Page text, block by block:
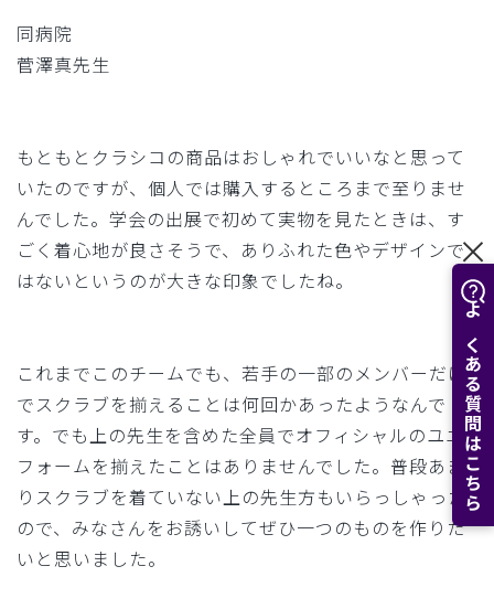
よくある質問はこちら
同病院
菅澤真先生
もともとクラシコの商品はおしゃれでいいなと思って
いたのですが、個人では購入するところまで至りませ
んでした。​​学会の出展で初めて実物を見たときは、す
ごく着心地が良さそうで、ありふれた色やデザインで
はないというのが大きな印象でしたね。
これまでこのチームでも、若手の一部のメンバーだけ
でスクラブを揃えることは何回かあったようなんで
す。でも上の先生を含めた全員でオフィシャルのユニ
フォームを揃えたことはありませんでした。普段あま
りスクラブを着ていない上の先生方もいらっしゃった
ので、みなさんをお誘いしてぜひ一つのものを作りた
いと思いました。